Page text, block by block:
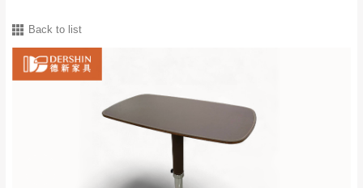
Back to list